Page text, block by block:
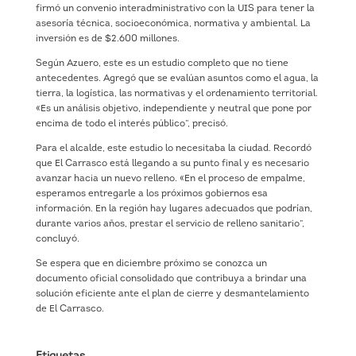
firmó un convenio interadministrativo con la UIS para tener la
asesoría técnica, socioeconómica, normativa y ambiental. La
inversión es de $2.600 millones.
Según Azuero, este es un estudio completo que no tiene
antecedentes. Agregó que se evalúan asuntos como el agua, la
tierra, la logística, las normativas y el ordenamiento territorial.
«Es un análisis objetivo, independiente y neutral que pone por
encima de todo el interés público”, precisó.
Para el alcalde, este estudio lo necesitaba la ciudad. Recordó
que El Carrasco está llegando a su punto final y es necesario
avanzar hacia un nuevo relleno. «En el proceso de empalme,
esperamos entregarle a los próximos gobiernos esa
información. En la región hay lugares adecuados que podrían,
durante varios años, prestar el servicio de relleno sanitario”,
concluyó.
Se espera que en diciembre próximo se conozca un
documento oficial consolidado que contribuya a brindar una
solución eficiente ante el plan de cierre y desmantelamiento
de El Carrasco.